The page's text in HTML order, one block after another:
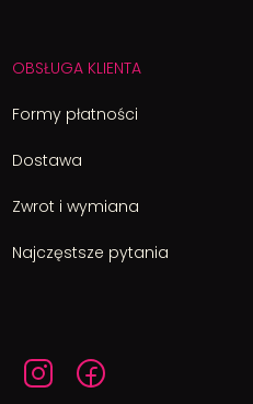
OBSŁUGA KLIENTA
Formy płatności
Dostawa
Zwrot i wymiana
Najczęstsze pytania